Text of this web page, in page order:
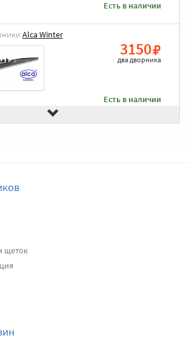
Есть в наличии
Alca Winter
3150
два дворника
Есть в наличии
щеток